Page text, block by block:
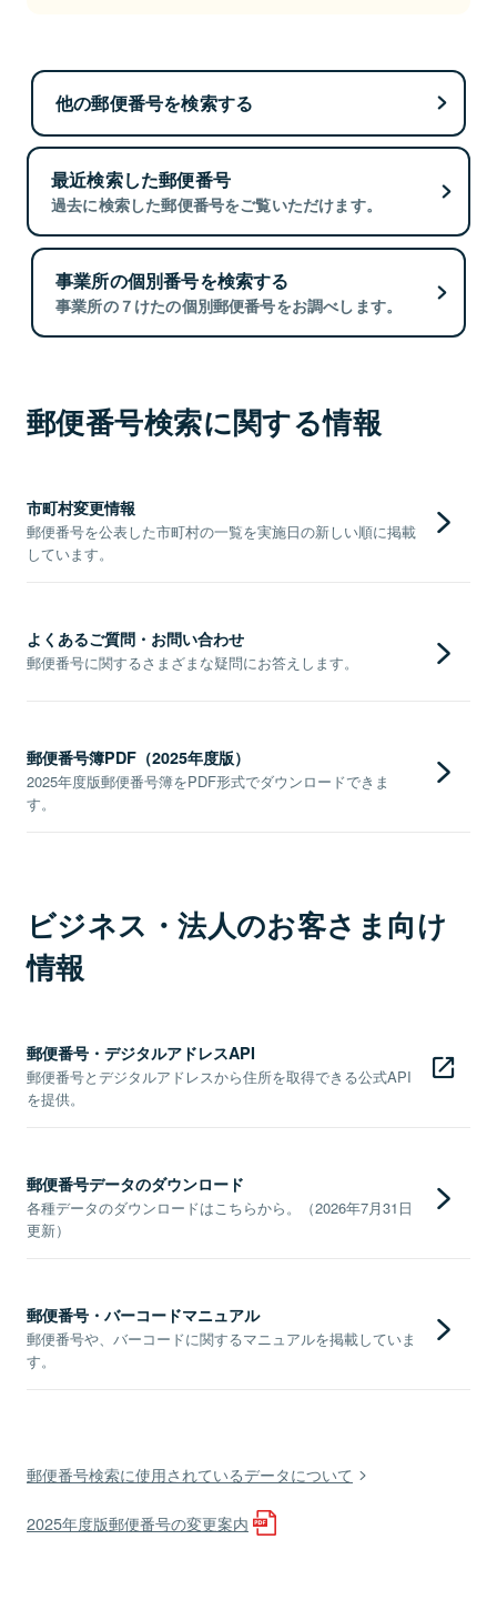
他の郵便番号を検索する
最近検索した郵便番号
過去に検索した郵便番号をご覧いただけます。
事業所の個別番号を検索する
事業所の７けたの個別郵便番号をお調べします。
郵便番号検索に関する情報
市町村変更情報
郵便番号を公表した市町村の一覧を実施日の新しい順に掲載
しています。
よくあるご質問・お問い合わせ
郵便番号に関するさまざまな疑問にお答えします。
郵便番号簿PDF（2025年度版）
2025年度版郵便番号簿をPDF形式でダウンロードできま
す。
ビジネス・法人のお客さま向け
情報
郵便番号・デジタルアドレスAPI
郵便番号とデジタルアドレスから住所を取得できる公式API
を提供。
郵便番号データのダウンロード
各種データのダウンロードはこちらから。（2026年7月31日
更新）
郵便番号・バーコードマニュアル
郵便番号や、バーコードに関するマニュアルを掲載していま
す。
郵便番号検索に使用されているデータについて
2025年度版郵便番号の変更案内